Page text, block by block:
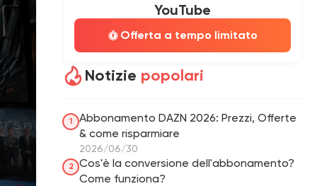
YouTube
Offerta a tempo limitato
Notizie popolari
1
Abbonamento DAZN 2026: Prezzi, Offerte
& come risparmiare
2026/06/30
2
Cos'è la conversione dell'abbonamento?
Come funziona?